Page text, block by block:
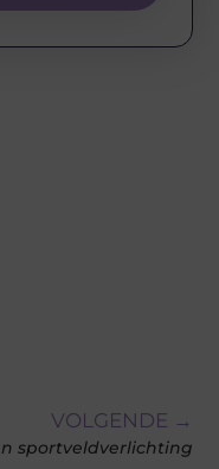
VOLGENDE →
sportveldverlichting